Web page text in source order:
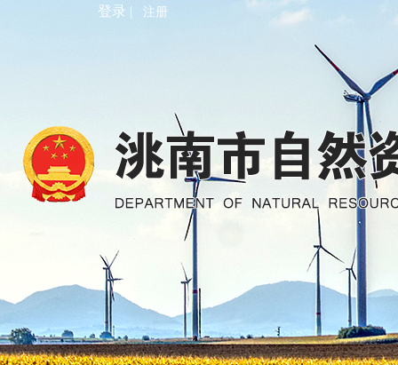
登录 | 注册